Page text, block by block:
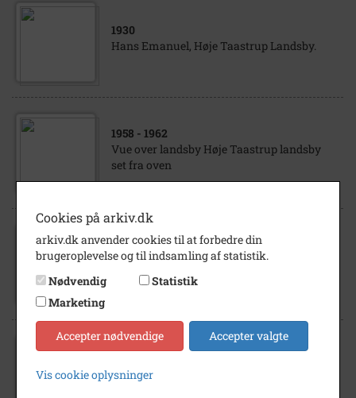
1930
Hans Emanuel, Høje Taastrup Landsby.
1958 - 1962
Vue over landsby Høje Taastrup landsby
set fra oven
1995- 2000
Høje-Taastrup Landsby. Ny Monkegaards
Sydlænge.
Sengeløse Landsby. Ukendt gård.
Cookies på arkiv.dk
arkiv.dk anvender cookies til at forbedre din
brugeroplevelse og til indsamling af statistik.
Nødvendig
Statistik
Marketing
Accepter nødvendige Accepter valgte
Vis cookie oplysninger